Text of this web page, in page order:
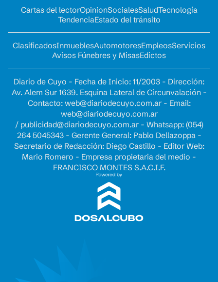
Cartas del lectorOpinionSocialesSaludTecnología
TendenciaEstado del tránsito
ClasificadosInmueblesAutomotoresEmpleosServicios
Avisos Fúnebres y MisasEdictos
Diario de Cuyo - Fecha de Inicio: 11/2003 - Dirección:
Av. Alem Sur 1639. Esquina Lateral de Circunvalación -
Contacto: web@diariodecuyo.com.ar- Email:
web@diariodecuyo.com.ar
/ publicidad@diariodecuyo.com.ar- Whatsapp: (054)
264 5045343 - Gerente General: Pablo Dellazoppa -
Secretario de Redacción: Diego Castillo - Editor Web:
Mario Romero - Empresa propietaria del medio -
FRANCISCO MONTES S.A.C.I.F.